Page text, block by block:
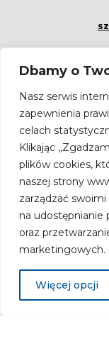
Dbamy o
Nasz serwis
zapewnienia
celach
Klikając
plików cookies,
naszej strony
zarządzać
na udostępnianie
oraz
marketingowych.
Więcej opcji
Bądź na
email
Zgodnie z
przesyłanie
Publicznego